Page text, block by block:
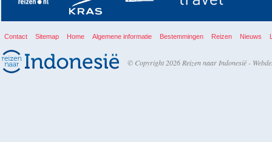
Contact Sitemap Home Algemene informatie Bestemmingen Reizen Nieuws
© Copyright 2026 Reizen naar Indonesië -